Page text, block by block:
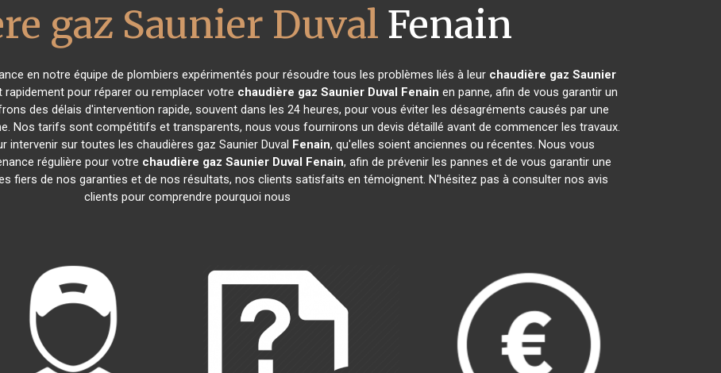
gaz Saunier Duval Fenain
en notre équipe de plombiers expérimentés pour résoudre tous les problèmes liés à leur chaudière gaz Saunier
pour réparer ou remplacer votre chaudière gaz Saunier Duval Fenain en panne, afin de vous garantir un
des délais d'intervention rapide, souvent dans les 24 heures, pour vous éviter les désagréments causés par une
Nos tarifs sont compétitifs et transparents, nous vous fournirons un devis détaillé avant de commencer les travaux.
sur toutes les chaudières gaz Saunier Duval Fenain, qu'elles soient anciennes ou récentes. Nous vous
régulière pour votre chaudière gaz Saunier Duval Fenain, afin de prévenir les pannes et de vous garantir une
fiers de nos garanties et de nos résultats, nos clients satisfaits en témoignent. N'hésitez pas à consulter nos avis
clients pour comprendre pourquoi nous